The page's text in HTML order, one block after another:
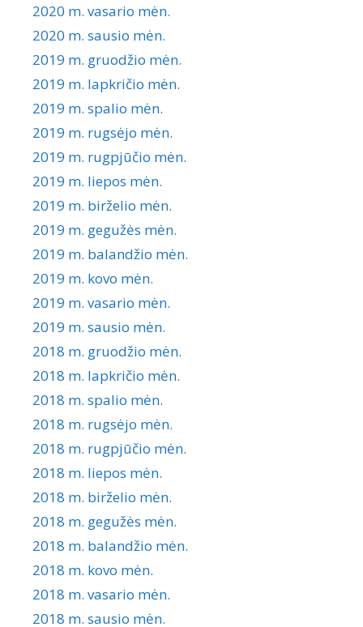
2020 m. vasario mėn.
2020 m. sausio mėn.
2019 m. gruodžio mėn.
2019 m. lapkričio mėn.
2019 m. spalio mėn.
2019 m. rugsėjo mėn.
2019 m. rugpjūčio mėn.
2019 m. liepos mėn.
2019 m. birželio mėn.
2019 m. gegužės mėn.
2019 m. balandžio mėn.
2019 m. kovo mėn.
2019 m. vasario mėn.
2019 m. sausio mėn.
2018 m. gruodžio mėn.
2018 m. lapkričio mėn.
2018 m. spalio mėn.
2018 m. rugsėjo mėn.
2018 m. rugpjūčio mėn.
2018 m. liepos mėn.
2018 m. birželio mėn.
2018 m. gegužės mėn.
2018 m. balandžio mėn.
2018 m. kovo mėn.
2018 m. vasario mėn.
2018 m. sausio mėn.